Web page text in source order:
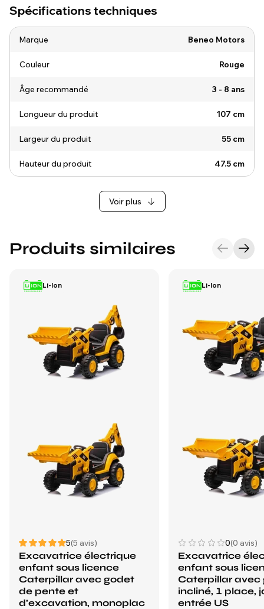
Spécifications techniques
Marque Beneo Motors
Couleur Rouge
Âge recommandé 3 - 8 ans
Longueur du produit 107 cm
Largeur du produit 55 cm
Hauteur du produit 47.5 cm
Voir plus
Produits similaires
Li-Ion
5(5 avis)
Excavatrice électrique
enfant sous licence
Caterpillar avec godet
de pente et
d'excavation, monoplac
Li-Ion
0(0 avis)
Excavatrice
enfant sous
Caterpillar avec
incliné, 1 place,
entrée US